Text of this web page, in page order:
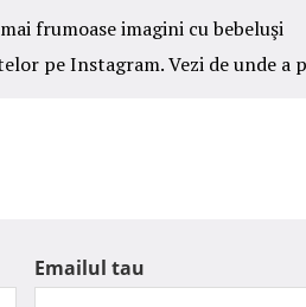
frumoase imagini cu bebeluşi
pe Instagram. Vezi de unde a
Emailul tau